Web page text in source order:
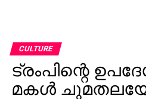
CULTURE
ട്രംപിന്റെ
മകള്‍